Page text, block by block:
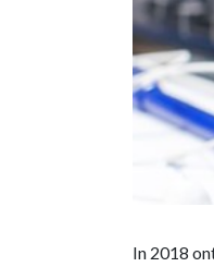
In 2018